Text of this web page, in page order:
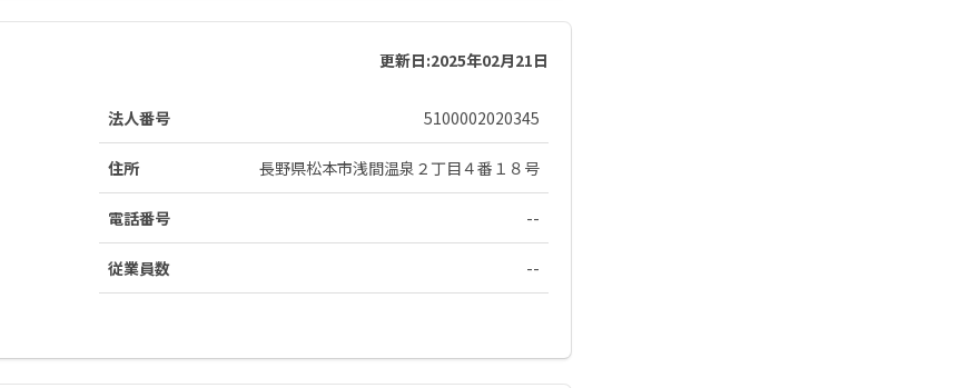
更新日:2025年02月21日
法人番号 5100002020345
住所 長野県松本市浅間温泉２丁目４番１８号
電話番号 --
従業員数 --